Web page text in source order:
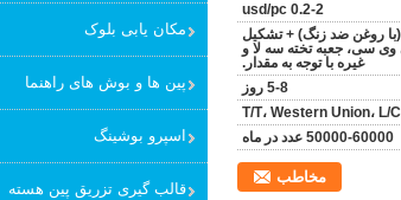
مکان یابی بلوک
پین ها و بوش های راهنما
اسپرو بوشینگ
قالب گیری تزریق پین هسته
0.2-2 usd/pc
روغن ضد زنگ) + تشکیل
وی سی، جعبه تخته سه لا و
غیره با توجه به مقدار.
5-8 روز
T/T، Western Union، L/C
50000-60000 عدد در ماه
مخاطب